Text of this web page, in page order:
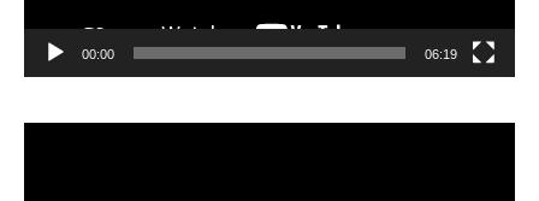
00:00 06:19